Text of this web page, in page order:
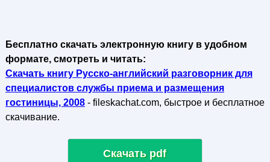
Бесплатно скачать электронную книгу в удобном
формате, смотреть и читать:
Скачать книгу Русско-английский разговорник для
специалистов службы приема и размещения
гостиницы, 2008- fileskachat.com, быстрое и бесплатное
скачивание.
Скачать pdf